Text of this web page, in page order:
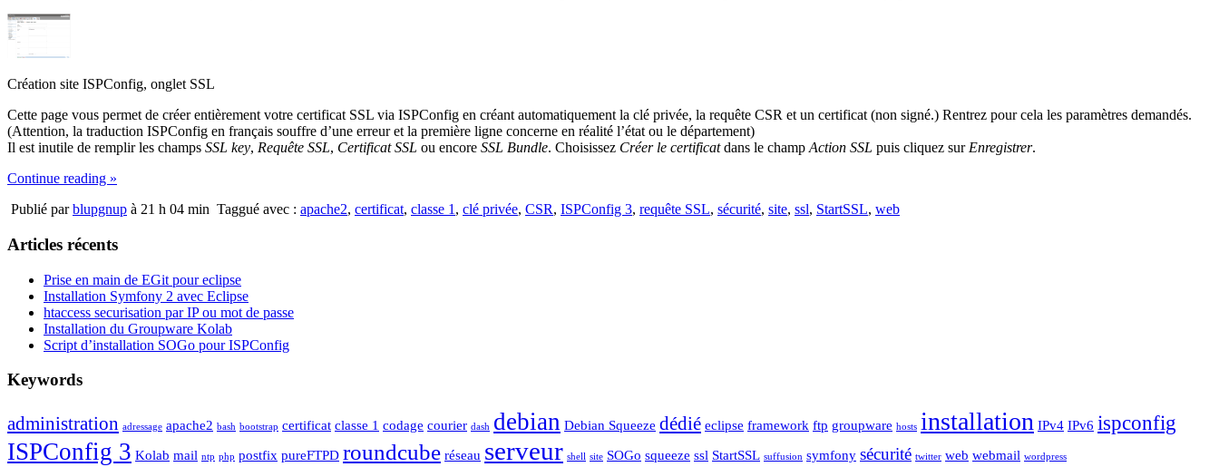
Création site ISPConfig, onglet SSL
Cette page vous permet de créer entièrement votre certificat SSL via ISPConfig en créant automatiquement la clé privée, la requête CSR et un certificat (non signé.) Rentrez pour cela les paramètres demandés.
(Attention, la traduction ISPConfig en français souffre d’une erreur et la première ligne concerne en réalité l’état ou le département)
Il est inutile de remplir les champs SSL key, Requête SSL, Certificat SSL ou encore SSL Bundle. Choisissez Créer le certificatdans le champ Action SSL puis cliquez sur Enregistrer.
Continue reading »
Publié parblupgnup à 21 h 04 min Taggué avec : apache2, certificat, classe 1 , clé privée, CSR, ISPConfig 3, requête SSL, sécurité, site, ssl, StartSSL, web
Articles récents
Prise en main de EGit pour eclipse
Installation Symfony 2 avec Eclipse
htaccess securisation par IP ou mot de passe
Installation du Groupware Kolab
Script d’installation SOGo pour ISPConfig
Keywords
administration adressage apache2 bash bootstrap certificat classe 1 codage courier dash debian Debian Squeeze dédié eclipse framework ftp groupware hosts installation IPv4 IPv6 ispconfig
ISPConfig 3 Kolab mail ntp php postfix pureFTPD roundcube réseau serveur shell site SOGo squeeze ssl StartSSL suffusion symfony sécurité twitter web webmail wordpress